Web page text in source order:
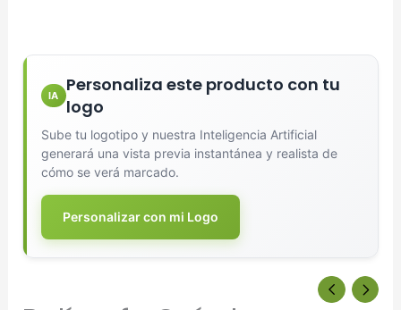
IA
Personaliza este producto con tu
logo
Sube tu logotipo y nuestra Inteligencia Artificial
generará una vista previa instantánea y realista de
cómo se verá marcado.
Personalizar con mi Logo
o haz clic para explorar tus archivos
Formatos: PNG, JPG, SVG (Max. 5MB). Se recomienda fondo
transparente.
Selecciona el estilo de marcado: